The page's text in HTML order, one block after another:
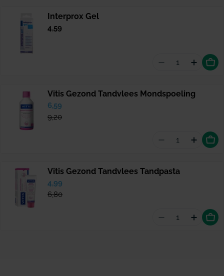
Interprox Gel
Normale
4,59
Aantal
Vitis Gezond Tandvlees Mondspoeling
Verkoopprijs
6,59
Normale
prijs
9,20
Aantal
Vitis Gezond Tandvlees Tandpasta
Verkoopprijs
4,99
Normale
prijs
6,80
Aantal